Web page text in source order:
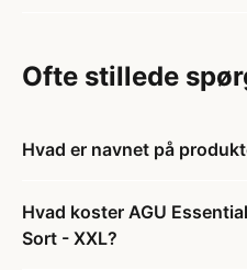
Ofte stillede
Hvad er navnet på
Hvad koster AGU
Sort - XXL?